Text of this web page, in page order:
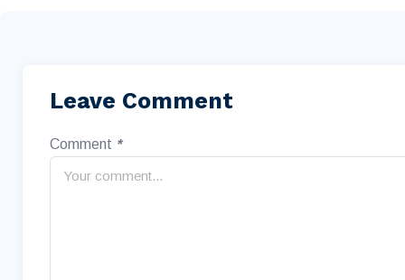
Leave Comment
Comment *